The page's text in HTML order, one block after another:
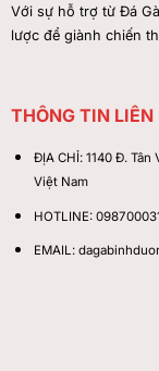
Với sự hỗ trợ từ Đá
lược để giành chiến
THÔNG TIN LIÊN
ĐỊA CHỈ: 1140 Đ. Tân
Việt Nam
HOTLINE:
EMAIL: